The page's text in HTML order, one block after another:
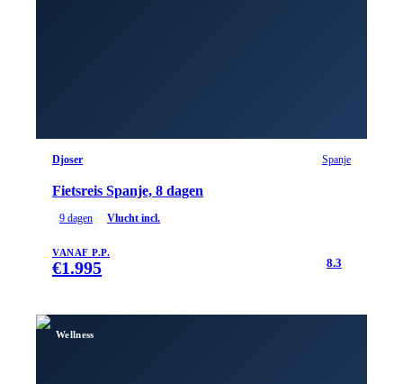
Djoser Spanje
Fietsreis Spanje, 8 dagen
9 dagen Vlucht incl.
VANAF P.P.
€1.995 8.3
Wellness